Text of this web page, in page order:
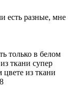
есть разные, мне
только в белом
ткани супер
цвете из ткани